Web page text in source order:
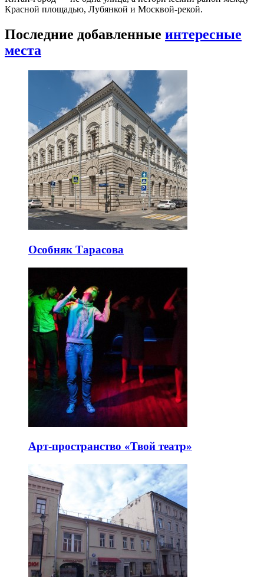
Красной площадью, Лубянкой и Москвой-рекой.
Последние добавленные интересные
места
Особняк Тарасова
Арт-пространство «Твой театр»